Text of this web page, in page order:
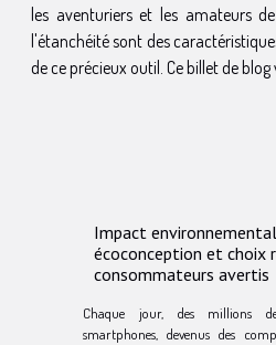
les aventuriers et les amateurs
l'étanchéité sont des
de ce précieux outil. Ce billet de blog
Impact
écoconception et choix
consommateurs avertis
Chaque jour, des millions
smartphones, devenus des